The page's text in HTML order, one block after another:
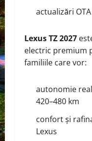
actualizări OTA
Lexus TZ 2027
electric premium
familiile care vor:
autonomie
420–480 km
confort și
Lexus